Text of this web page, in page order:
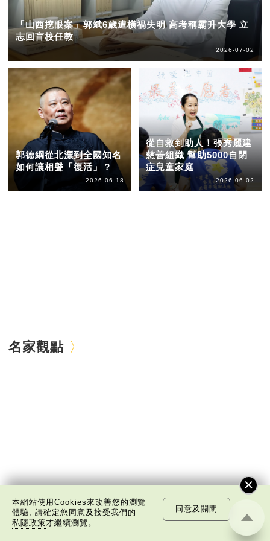
「山西挖眼案」郭斌6歲遭橫禍失明 高考稱霸升大學 立
志回盲校任教
2026-07-02
郭德綱從北漂到全國知名
如何讓相聲「復活」？
2026-06-18
從自救到助人！張秀麗建
慈善組織 幫助5000自閉
症兒童家庭
2026-06-02
名家觀點
本網站使用Cookies來改善您的瀏覽
體驗, 請確定您同意及接受我們的
私隱政策才繼續瀏覽。
同意及關閉